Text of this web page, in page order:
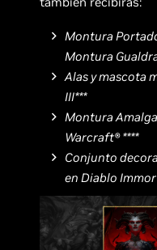
Montura
Montura
Alas y mascota
III***
Montura
Warcraft® ****
Conjunto
en Diablo